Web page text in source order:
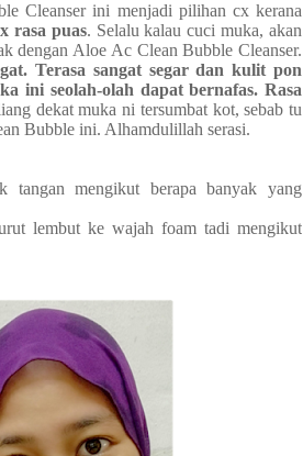
Cleanser ini menjadi pilihan cx kerana
rasa puas. Selalu kalau cuci muka, akan
dengan Aloe Ac Clean Bubble Cleanser.
Terasa sangat segar dan kulit pon
ini seolah-olah dapat bernafas. Rasa
dekat muka ni tersumbat kot, sebab tu
Bubble ini. Alhamdulillah serasi.
mengikut berapa banyak yang
lembut ke wajah foam tadi mengikut